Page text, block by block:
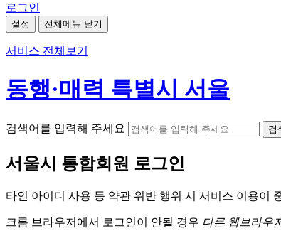
로그인
설정 전체메뉴 닫기
서비스 전체보기
동행·매력 특별시 서울
검색어를 입력해 주세요 검
서울시 통합회원 로그인
타인 아이디 사용 등 약관 위반 행위 시 서비스 이용이
크롬 브라우저에서 로그인이 안될 경우 다른 웹브라우